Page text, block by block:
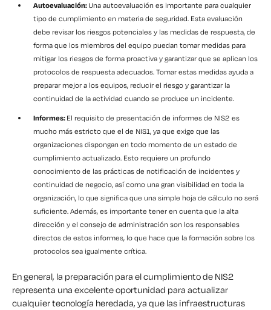
Autoevaluación: Una autoevaluación es importante para cualquier
tipo de cumplimiento en materia de seguridad. Esta evaluación
debe revisar los riesgos potenciales y las medidas de respuesta, de
forma que los miembros del equipo puedan tomar medidas para
mitigar los riesgos de forma proactiva y garantizar que se aplican los
protocolos de respuesta adecuados. Tomar estas medidas ayuda a
preparar mejor a los equipos, reducir el riesgo y garantizar la
continuidad de la actividad cuando se produce un incidente.
Informes: El requisito de presentación de informes de NIS2 es
mucho más estricto que el de NIS1, ya que exige que las
organizaciones dispongan en todo momento de un estado de
cumplimiento actualizado. Esto requiere un profundo
conocimiento de las prácticas de notificación de incidentes y
continuidad de negocio, así como una gran visibilidad en toda la
organización, lo que significa que una simple hoja de cálculo no será
suficiente. Además, es importante tener en cuenta que la alta
dirección y el consejo de administración son los responsables
directos de estos informes, lo que hace que la formación sobre los
protocolos sea igualmente crítica.
En general, la preparación para el cumplimiento de NIS2
representa una excelente oportunidad para actualizar
cualquier tecnología heredada, ya que las infraestructuras